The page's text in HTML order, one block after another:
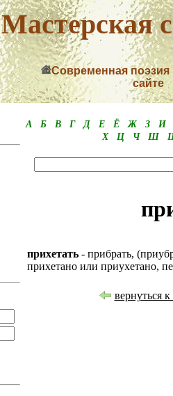
Мастерская
Современная поэзия
сайте
А Б В Г Д Е Ё Ж З
И
Х
Ц Ч Ш
прихетать - прибрать,
прихетано или приухетано,
вернуться